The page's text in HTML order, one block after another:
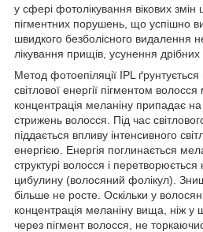
у сфері фотолікування вікових змін
пігментних порушень, що успішно
швидкого безболісного видалення
лікування прищів, усунення
Метод фотоепіляції IPL
світлової енергії пігментом
концентрація меланіну припадає
стрижень волосся. Під час
піддається впливу інтенсивного
енергією. Енергія поглинається
структурі волосся і
цибулину (волосяний фолікул).
більше не росте. Оскільки у
концентрація меланіну вища, ніж у
через пігмент волосся, не